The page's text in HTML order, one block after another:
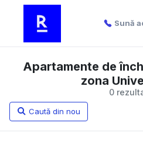
Sună
0
Apartamente de
zona
Caută din nou